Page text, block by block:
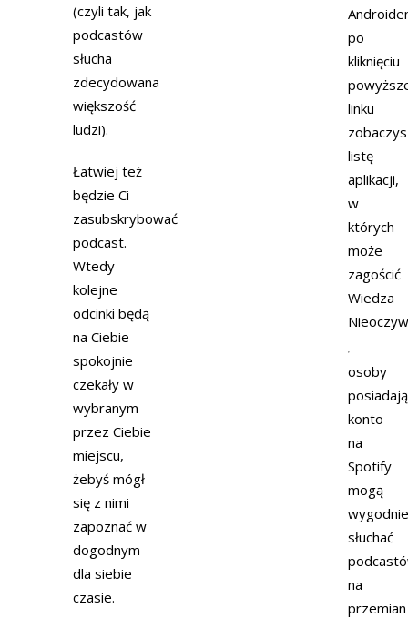
(czyli tak, jak
podcastów
słucha
zdecydowana
większość
ludzi).
Łatwiej też
będzie Ci
zasubskrybować
podcast.
Wtedy
kolejne
odcinki będą
na Ciebie
spokojnie
czekały w
wybranym
przez Ciebie
miejscu,
żebyś mógł
się z nimi
zapoznać w
dogodnym
dla siebie
czasie.
po
kliknięciu
linku
listę
aplikacji,
w
których
może
zagościć
Wiedza
osoby
konto
na
Spotify
mogą
wygodnie
słuchać
na
przemian